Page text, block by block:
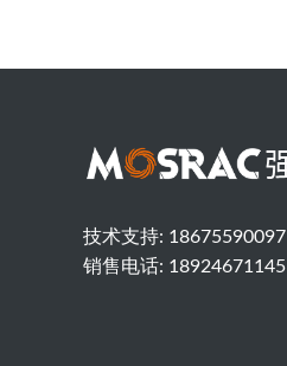
技术支持: 18675590097
销售电话: 18924671145